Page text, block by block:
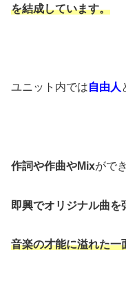
を結成しています。
ユニット内では自由人
作詞や作曲やMixができ
即興でオリジナル曲を
音楽の才能に溢れた一